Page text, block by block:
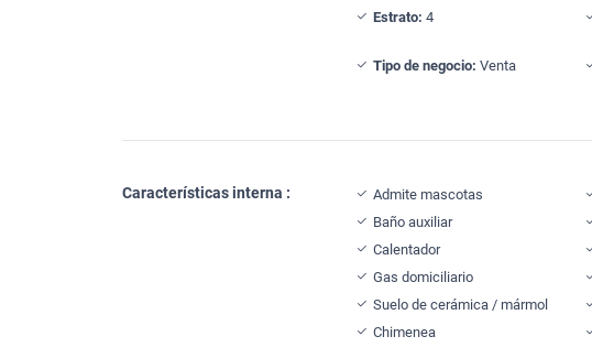
Estrato: 4
Tipo de negocio: Venta
Características interna : Admite mascotas
Baño auxiliar
Calentador
Gas domiciliario
Suelo de cerámica / mármol
Chimenea